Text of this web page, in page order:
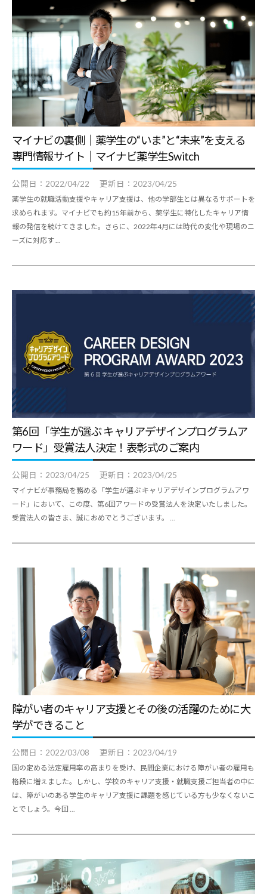
マイナビの裏側｜薬学生の“いま”と“未来”を支える
専門情報サイト｜マイナビ薬学生Switch
公開日： 2022/04/22 更新日： 2023/04/25
薬学生の就職活動支援やキャリア支援は、他の学部生とは異なるサポートを
求められます。マイナビでも約15年前から、薬学生に特化したキャリア情
報の発信を続けてきました。さらに、2022年4月には時代の変化や現場のニ
ーズに対応す ...
第6回「学生が選ぶ キャリアデザインプログラムア
ワード」受賞法人決定！表彰式のご案内
公開日： 2023/04/25 更新日： 2023/04/25
マイナビが事務局を務める「学生が選ぶ キャリアデザインプログラムアワ
ード」において、この度、第6回アワードの受賞法人を決定いたしました。
受賞法人の皆さま、誠におめでとうございます。 ...
障がい者のキャリア支援とその後の活躍のために大
学ができること
公開日： 2022/03/08 更新日： 2023/04/19
国の定める法定雇用率の高まりを受け、民間企業における障がい者の雇用も
格段に増えました。しかし、学校のキャリア支援・就職支援ご担当者の中に
は、障がいのある学生のキャリア支援に課題を感じている方も少なくないこ
とでしょう。今回 ...